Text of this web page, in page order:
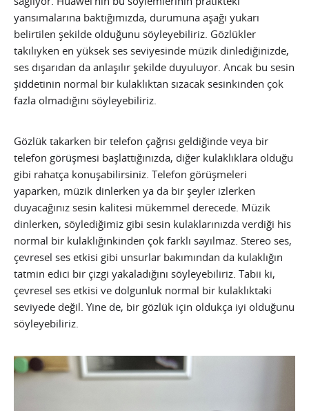
yansımalarına baktığımızda, durumuna aşağı yukarı
belirtilen şekilde olduğunu söyleyebiliriz. Gözlükler
takılıyken en yüksek ses seviyesinde müzik dinlediğinizde,
ses dışarıdan da anlaşılır şekilde duyuluyor. Ancak bu sesin
şiddetinin normal bir kulaklıktan sızacak sesinkinden çok
fazla olmadığını söyleyebiliriz.
Gözlük takarken bir telefon çağrısı geldiğinde veya bir
telefon görüşmesi başlattığınızda, diğer kulaklıklara olduğu
gibi rahatça konuşabilirsiniz. Telefon görüşmeleri
yaparken, müzik dinlerken ya da bir şeyler izlerken
duyacağınız sesin kalitesi mükemmel derecede. Müzik
dinlerken, söylediğimiz gibi sesin kulaklarınızda verdiği his
normal bir kulaklığınkinden çok farklı sayılmaz. Stereo ses,
çevresel ses etkisi gibi unsurlar bakımından da kulaklığın
tatmin edici bir çizgi yakaladığını söyleyebiliriz. Tabii ki,
çevresel ses etkisi ve dolgunluk normal bir kulaklıktaki
seviyede değil. Yine de, bir gözlük için oldukça iyi olduğunu
söyleyebiliriz.